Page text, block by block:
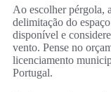
Ao escolher pérgola,
delimitação do
disponível e
vento. Pense no
licenciamento
Portugal.